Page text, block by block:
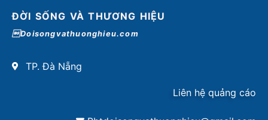
ĐỜI SỐNG VÀ THƯƠNG HIỆU
Doisongvathuonghieu.com
TP. Đà Nẵng
Liên hệ quảng cáo